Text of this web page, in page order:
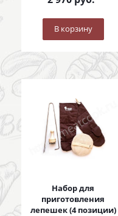
В корзину
Набор для
приготовления
лепешек (4 позиции)